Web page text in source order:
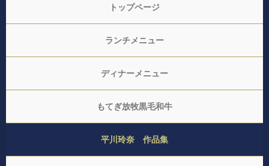
トップページ
ランチメニュー
ディナーメニュー
もてぎ放牧黒毛和牛
平川玲奈 作品集